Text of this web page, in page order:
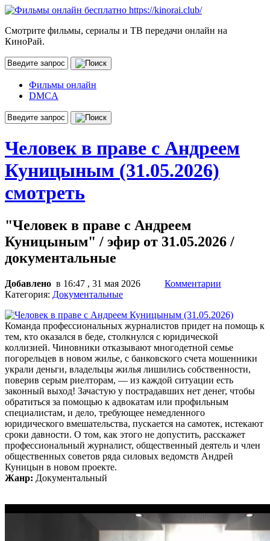
Смотрите фильмы, сериалы и ТВ передачи онлайн на
КиноРай.
Фильмы онлайн
DMCA
Человек в праве с Андреем
Куницыным (31.05.2026)
смотреть
"Человек в праве с Андреем
Куницыным" / эфир от 31.05.2026 /
документальные
Добавлено в 16:47 , 31 мая 2026
Комментарии
Категория: Документальные
Команда профессиональных журналистов придет на помощь к
тем, кто оказался в беде, столкнулся с юридической
коллизией. Чиновники отказывают многодетной семье
погорельцев в новом жилье, с банковского счета мошенники
украли деньги, владельцы жилья лишились собственности,
поверив серым риелторам, — из каждой ситуации есть
законный выход! Зачастую у пострадавших нет денег, чтобы
обратиться за помощью к адвокатам или профильным
специалистам, и дело, требующее немедленного
юридического вмешательства, пускается на самотек, истекают
сроки давности. О том, как этого не допустить, расскажет
профессиональный журналист, общественный деятель и член
общественных советов ряда силовых ведомств Андрей
Куницын в новом проекте.
Жанр: Документальный